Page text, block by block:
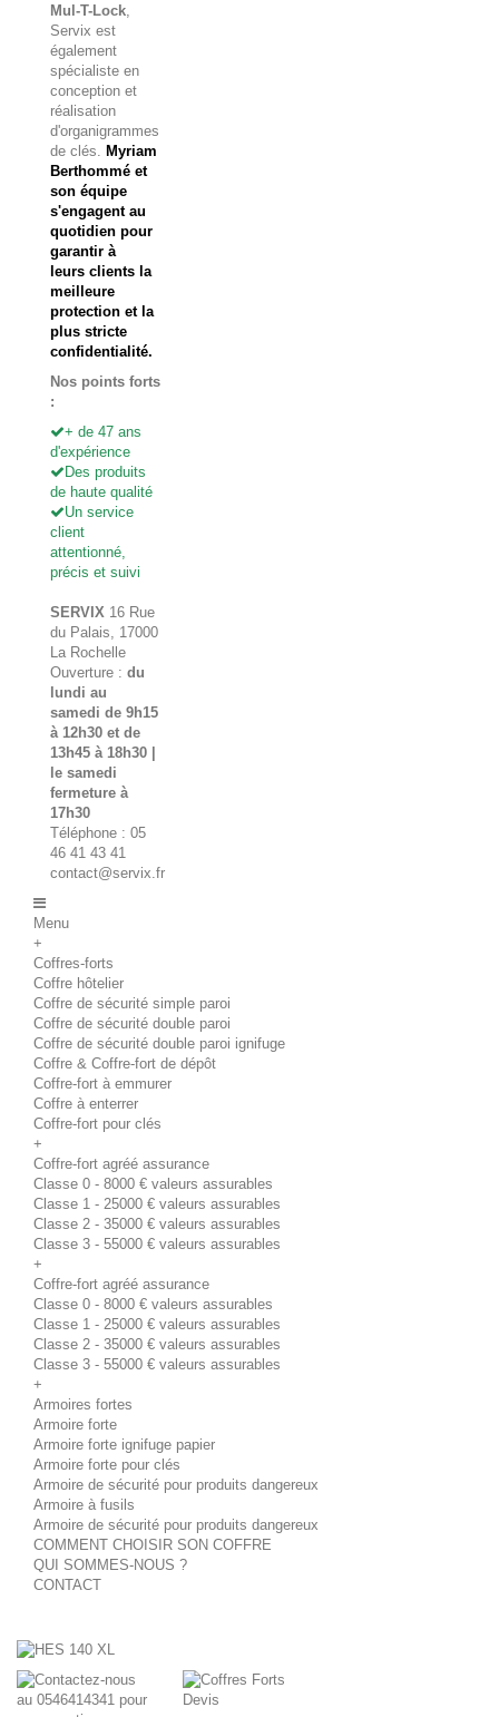
Mul-T-Lock,
Servix est
également
spécialiste en
conception et
réalisation
d'organigrammes
de clés. Myriam
Berthommé et
son équipe
s'engagent au
quotidien pour
garantir à
leurs clients la
meilleure
protection et la
plus stricte
confidentialité.
Nos points forts
:
+ de 47 ans
d'expérience
Des produits
de haute qualité
Un service
client
attentionné,
précis et suivi
SERVIX 16 Rue
du Palais, 17000
La Rochelle
Ouverture : du
lundi au
samedi de 9h15
à 12h30 et de
13h45 à 18h30 |
le samedi
fermeture à
17h30
Téléphone : 05
46 41 43 41
contact@servix.fr
Menu
+
Coffres-forts
Coffre hôtelier
Coffre de sécurité simple paroi
Coffre de sécurité double paroi
Coffre de sécurité double paroi ignifuge
Coffre & Coffre-fort de dépôt
Coffre-fort à emmurer
Coffre à enterrer
Coffre-fort pour clés
+
Coffre-fort agréé assurance
Classe 0 - 8000 € valeurs assurables
Classe 1 - 25000 € valeurs assurables
Classe 2 - 35000 € valeurs assurables
Classe 3 - 55000 € valeurs assurables
+
Coffre-fort agréé assurance
Classe 0 - 8000 € valeurs assurables
Classe 1 - 25000 € valeurs assurables
Classe 2 - 35000 € valeurs assurables
Classe 3 - 55000 € valeurs assurables
+
Armoires fortes
Armoire forte
Armoire forte ignifuge papier
Armoire forte pour clés
Armoire de sécurité pour produits dangereux
Armoire à fusils
Armoire de sécurité pour produits dangereux
COMMENT CHOISIR SON COFFRE
QUI SOMMES-NOUS ?
CONTACT